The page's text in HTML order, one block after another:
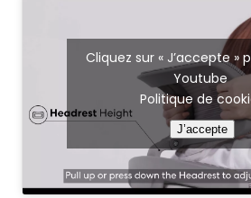
Cliquez sur « J’accepte »
Youtube
Politique de
J’accepte